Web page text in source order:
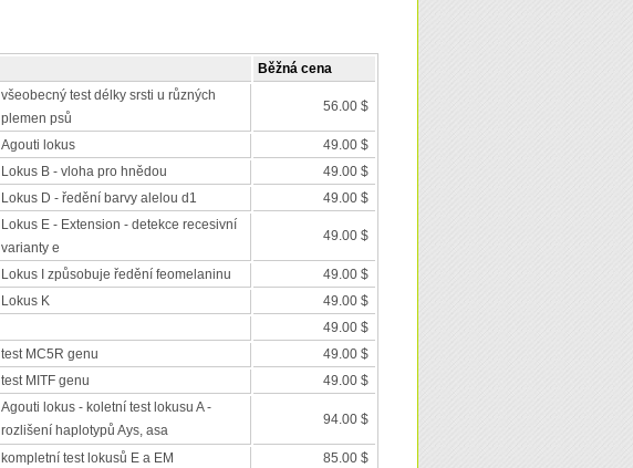
Běžná cena
všeobecný test délky srsti u různých
plemen psů
56.00 $
Agouti lokus
49.00 $
Lokus B - vloha pro hnědou
49.00 $
Lokus D - ředění barvy alelou d1 49.00 $
Lokus E - Extension - detekce recesivní
varianty e
49.00 $
Lokus I způsobuje ředění feomelaninu
49.00 $
Lokus K
49.00 $
49.00 $
test MC5R genu
49.00 $
test MITF genu 49.00 $
Agouti lokus - koletní test lokusu A -
rozlišení haplotypů Ays, asa
94.00 $
kompletní test lokusů E a EM 85.00 $